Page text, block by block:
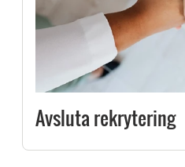
Avsluta rekrytering